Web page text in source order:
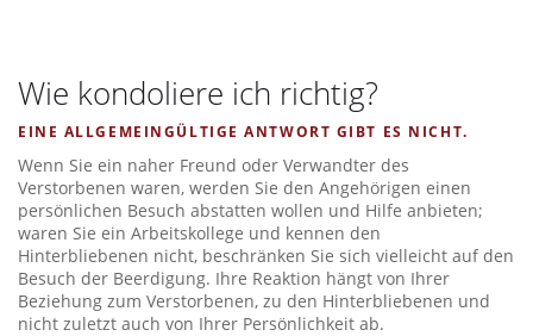
Wie kondoliere ich richtig?
EINE ALLGEMEINGÜLTIGE ANTWORT GIBT ES NICHT.
Wenn Sie ein naher Freund oder Verwandter des
Verstorbenen waren, werden Sie den Angehörigen einen
persönlichen Besuch abstatten wollen und Hilfe anbieten;
waren Sie ein Arbeitskollege und kennen den
Hinterbliebenen nicht, beschränken Sie sich vielleicht auf den
Besuch der Beerdigung. Ihre Reaktion hängt von Ihrer
Beziehung zum Verstorbenen, zu den Hinterbliebenen und
nicht zuletzt auch von Ihrer Persönlichkeit ab.